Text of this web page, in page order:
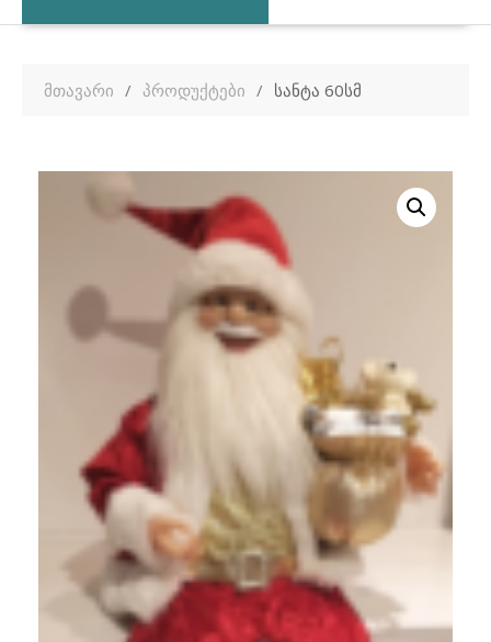
მთავარი პროდუქტები სანტა 60სმ